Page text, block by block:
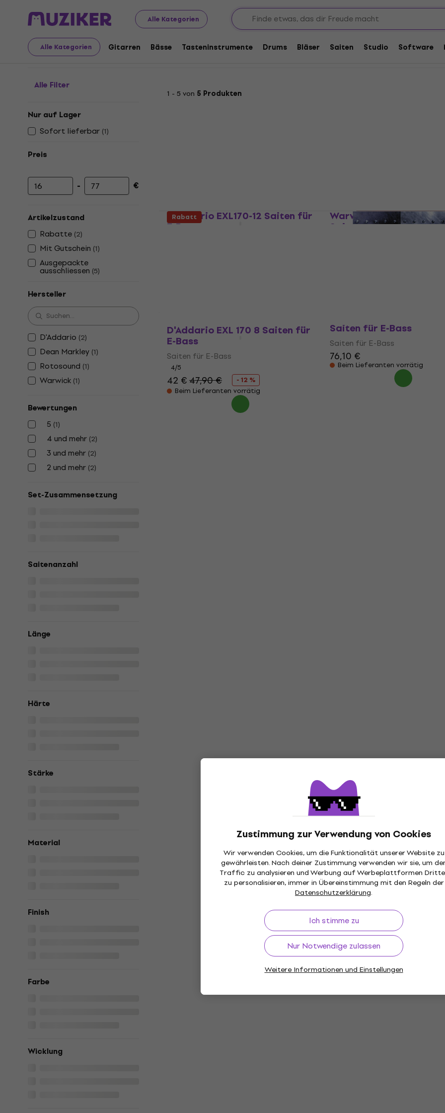
Alle Kategorien
Alle Kategorien Gitarren Bässe Tasteninstrumente Drums Bläser Saiten Studio Software
Zustimmung zur Verwendung von Cookies
Wir verwenden Cookies, um die Funktionalität unserer Website zu
gewährleisten. Nach deiner Zustimmung verwenden wir sie, um
Traffic zu analysieren und Werbung auf Werbeplattformen
zu personalisieren, immer in Übereinstimmung mit den Regeln der
Datenschutzerklärung.
Ich stimme zu
Nur Notwendige zulassen
Weitere Informationen und Einstellungen
Musikinstrumente Bässe Bass Saiten E-Bass Saiten Multi-Sets
E-Bass Saiten Multi-Sets
Alle Filter
Nur auf Lager
Sofort lieferbar (1)
Preis
Mindestpreis
- Höchstpreis €
Artikelzustand
Rabatte (2)
Mit Gutschein (1)
Ausgepackte
ausschliessen (5)
Hersteller
D'Addario (2)
Dean Markley (1)
Rotosound (1)
Warwick (1)
Bewertungen
5 (1)
4 und mehr (2)
3 und mehr (2)
2 und mehr (2)
Set-Zusammensetzung
Saitenanzahl
Länge
Härte
Stärke
Material
Finish
Farbe
Wicklung
1 - 5 von 5 Produkten
D'Addario EXL170-12 Saiten für
E-Bass
Warwick 42501-M-8-
Saiten für E-Bass
Rabatt
D'Addario EXL 170 8 Saiten für
E-Bass
Saiten für E-Bass
4/5
42 €47,90 €
- 12 %
Beim Lieferanten vorrätig
Saiten für E-Bass
Saiten für E-Bass
76,10 €
Beim Lieferanten vorrätig